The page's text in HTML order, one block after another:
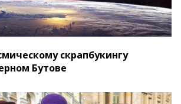
скрапбукингу
Бутове